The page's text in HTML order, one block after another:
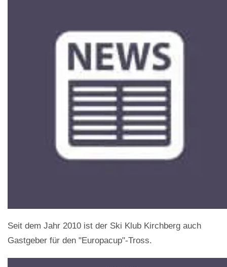
Seit dem Jahr 2010 ist der Ski Klub Kirchberg auch
Gastgeber für den "Europacup"-Tross.